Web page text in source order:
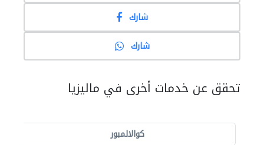
شارك
شارك
تحقق عن خدمات أخرى في ماليزيا
كوالالمبور